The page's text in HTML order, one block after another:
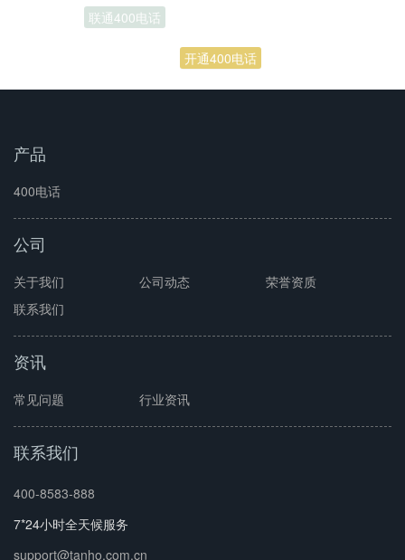
开通400电话
联通400电话
产品
400电话
公司
关于我们 公司动态
荣誉资质
联系我们
资讯
常见问题 行业资讯
联系我们
400-8583-888
7*24小时全天候服务
support@tanho.com.cn